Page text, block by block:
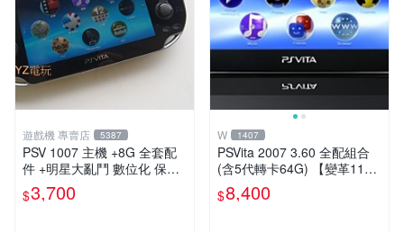
遊戲機 專賣店 5387
PSV 1007 主機 +8G 全套配
件 +明星大亂鬥 數位化 保修
一年 品質有保障
$3,700
W 1407
PSVita 2007 3.60 全配組合
(含5代轉卡64G) 【變革11】
破解改好 + 水晶殼 + 硬殼包
$8,400